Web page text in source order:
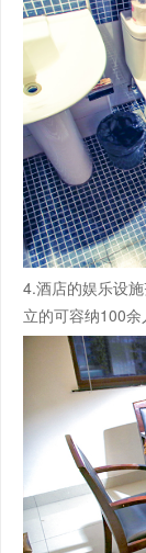
4.酒店的娱乐设
立的可容纳100余